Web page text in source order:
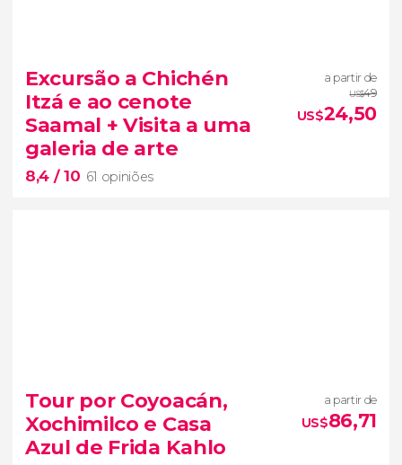
2.421 opiniões
mexicana e sua religião
Excursão a Chichén
Itzá e ao cenote
Saamal + Visita a uma
galeria de arte
8,4 / 10 61 opiniões
a partir de
US$49
US$24,50
61 opiniões
três joias imperdíveis de Yucatán
excursão a Chichén Itzá e ao cenote Saamal
Tour por Coyoacán,
Xochimilco e Casa
Azul de Frida Kahlo
a partir de
US$86,71